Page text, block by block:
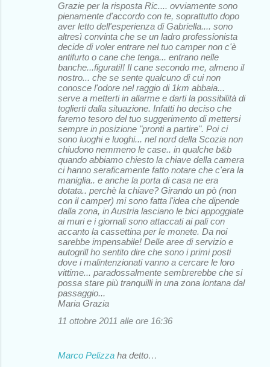
Grazie per la risposta Ric.... ovviamente sono
pienamente d'accordo con te, soprattutto dopo
aver letto dell'esperienza di Gabriella.... sono
altresì convinta che se un ladro professionista
decide di voler entrare nel tuo camper non c'è
antifurto o cane che tenga... entrano nelle
banche...figurati!! Il cane secondo me, almeno il
nostro... che se sente qualcuno di cui non
conosce l'odore nel raggio di 1km abbaia...
serve a metterti in allarme e darti la possibilità di
toglierti dalla situazione. Infatti ho deciso che
faremo tesoro del tuo suggerimento di mettersi
sempre in posizione "pronti a partire". Poi ci
sono luoghi e luoghi... nel nord della Scozia non
chiudono nemmeno le case.. in qualche b&b
quando abbiamo chiesto la chiave della camera
ci hanno seraficamente fatto notare che c'era la
maniglia.. e anche la porta di casa ne era
dotata.. perchè la chiave? Girando un pò (non
con il camper) mi sono fatta l'idea che dipende
dalla zona, in Austria lasciano le bici appoggiate
ai muri e i giornali sono attaccati ai pali con
accanto la cassettina per le monete. Da noi
sarebbe impensabile! Delle aree di servizio e
autogrill ho sentito dire che sono i primi posti
dove i malintenzionati vanno a cercare le loro
vittime... paradossalmente sembrerebbe che si
possa stare più tranquilli in una zona lontana dal
passaggio...
Maria Grazia
11 ottobre 2011 alle ore 16:36
Marco Pelizza ha detto…